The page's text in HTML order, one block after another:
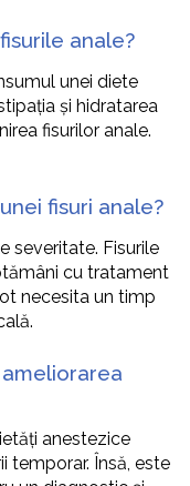
anale?
unei diete
și hidratarea
fisurilor anale.
fisuri anale?
severitate. Fisurile
cu tratament
necesita un timp
anestezice
temporar. Însă, este